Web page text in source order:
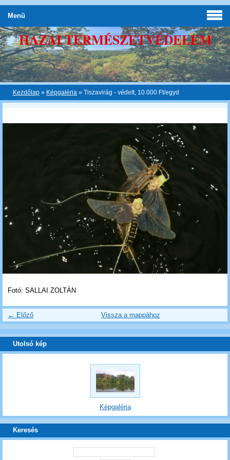
HAZAI TERMÉSZETVÉDELEM
Kezdőlap » Képgaléria » Tiszavirág - védett, 10.000 Ft/egyd
Fotó: SALLAI ZOLTÁN
← Előző Vissza a mappához
Menü
Utolsó kép
Képgaléria
Keresés